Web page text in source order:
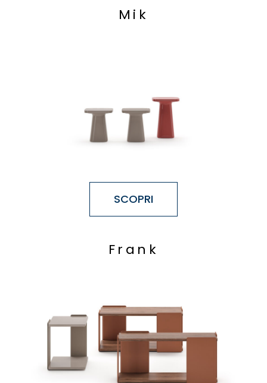
M i k
SCOPRI
Fr a n k